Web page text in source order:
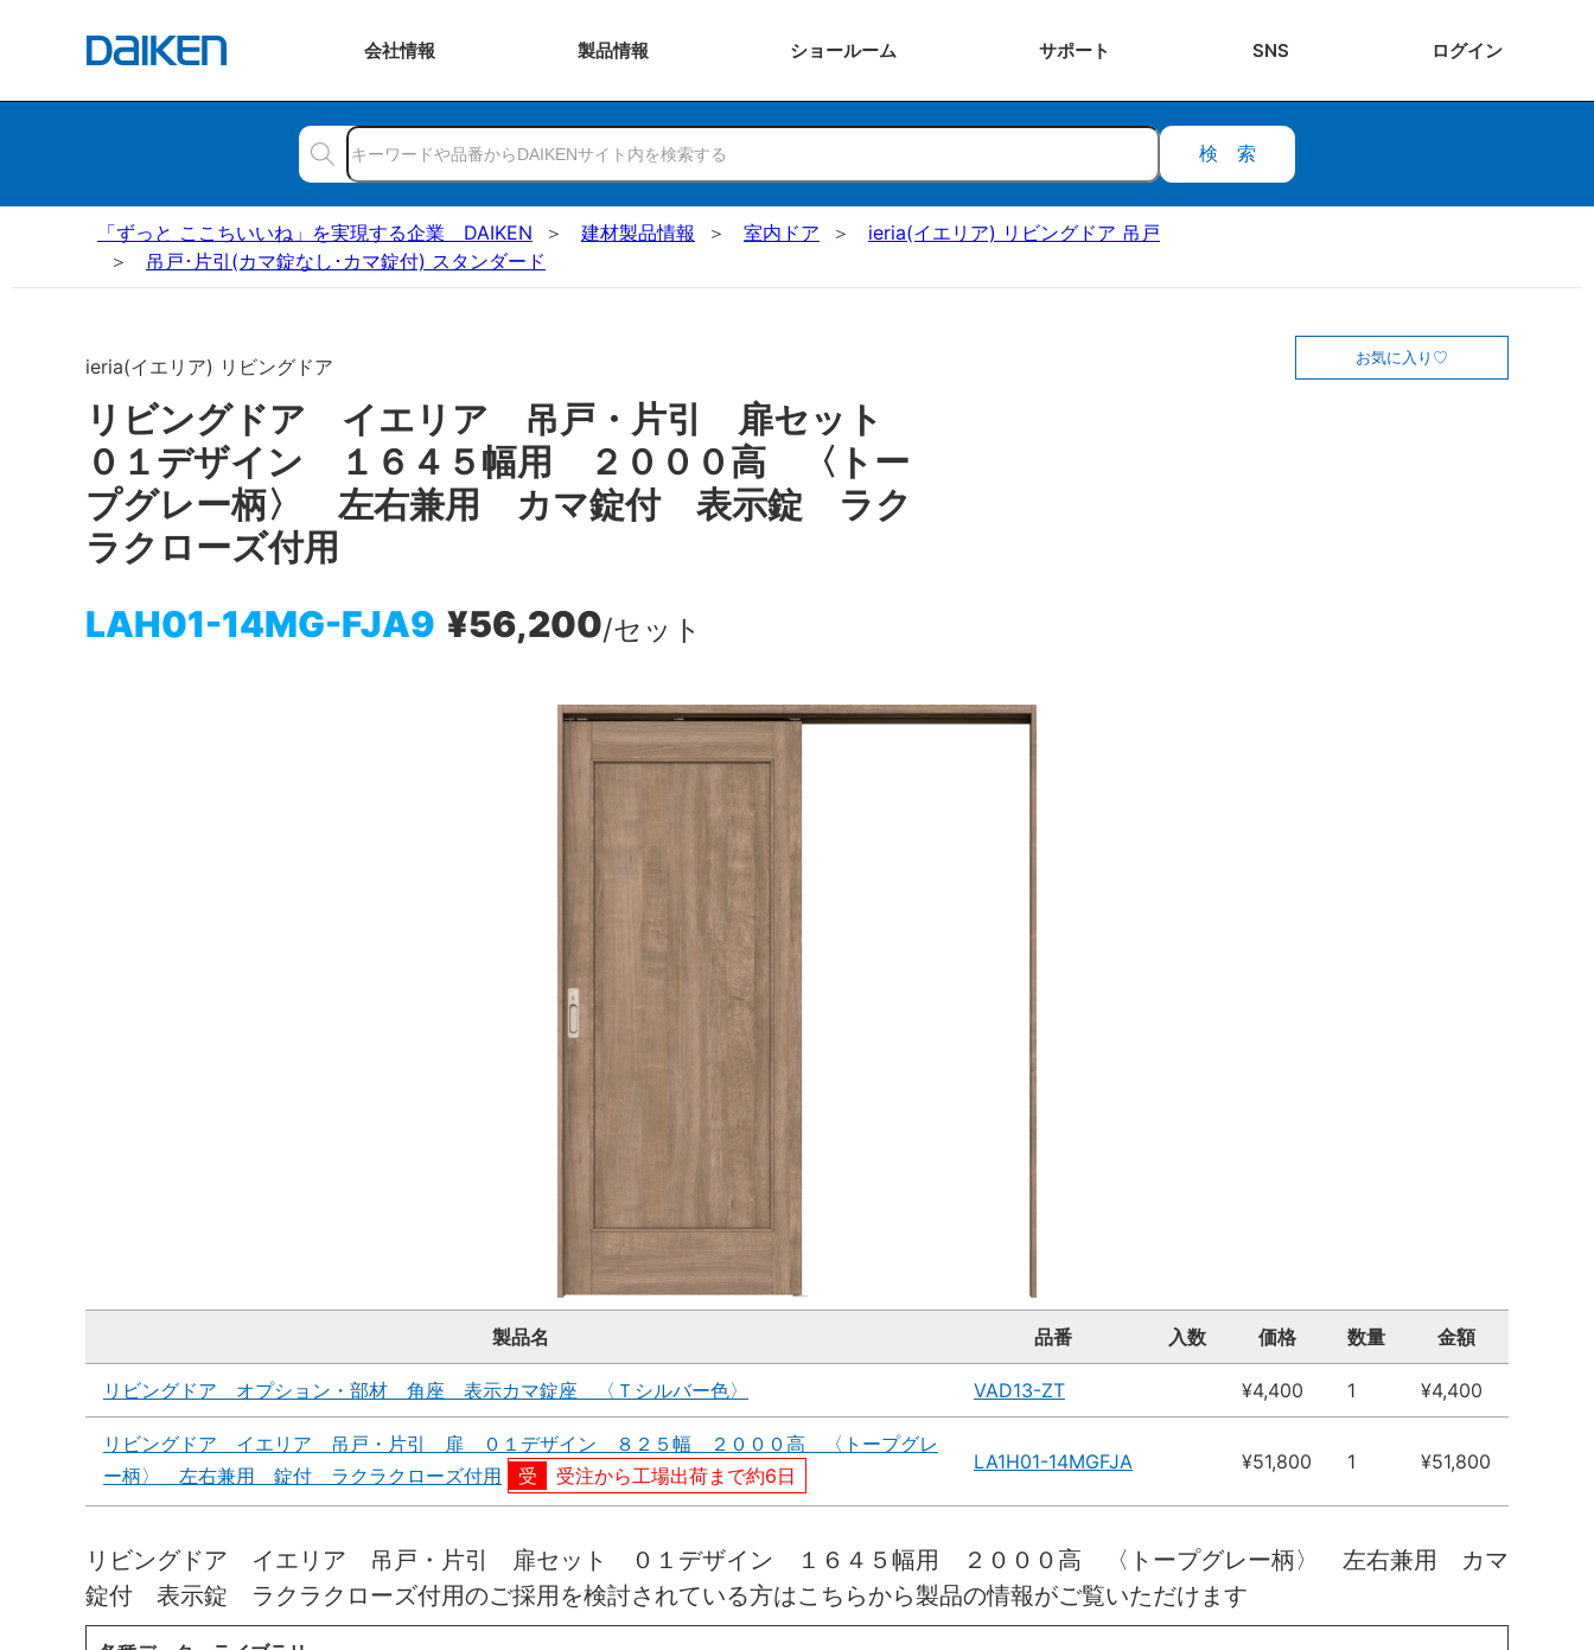
会社情報 製品情報 ショールーム サポート SNS ログイン
検索
「ずっと ここちいいね」を実現する企業 DAIKEN 建材製品情報 室内ドア
ieria(イエリア) リビングドア 吊戸
吊戸･片引(カマ錠なし･カマ錠付) スタンダード
ieria(イエリア) リビングドア
リビングドア イエリア 吊戸・片引 扉セット
０１デザイン １６４５幅用 ２０００高 〈トー
プグレー柄〉 左右兼用 カマ錠付 表示錠 ラク
ラクローズ付用
LAH01-14MG-FJA9 ¥56,200/セット
お気に入り
製品名 品番 入数 価格 数量 金額
リビングドア オプション・部材 角座 表示カマ錠座 〈Ｔシルバー色〉 VAD13-ZT ¥4,400 1 ¥4,400
リビングドア イエリア 吊戸・片引 扉 ０１デザイン ８２５幅 ２０００高 〈トープグレ
ー柄〉 左右兼用 錠付 ラクラクローズ付用
受注から工場出荷まで約6日
LA1H01-14MGFJA ¥51,800 1 ¥51,800
リビングドア イエリア 吊戸・片引 扉セット ０１デザイン １６４５幅用 ２０００高 〈トープグレー柄〉 左右兼用 カマ
錠付 表示錠 ラクラクローズ付用のご採用を検討されている方はこちらから製品の情報がご覧いただけます